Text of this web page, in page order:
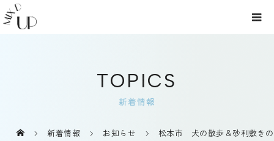
TOPICS
新着情報
新着情報 お知らせ 松本市 犬の散歩＆砂利敷き